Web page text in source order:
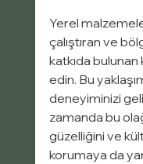
Yerel
çalıştıran ve
katkıda
edin. Bu
deneyiminizi
zamanda bu
güzelliğini ve
korumaya da